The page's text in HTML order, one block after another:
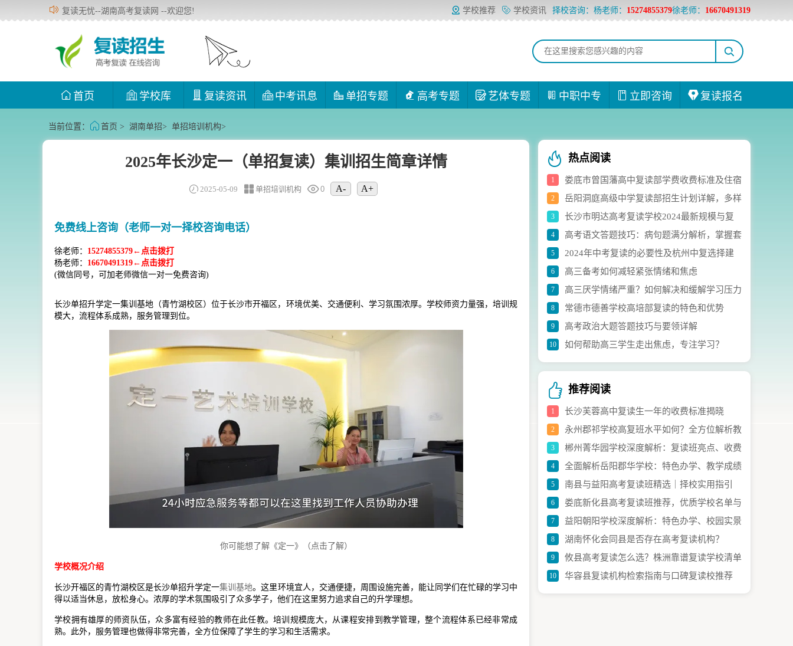
复读无忧--湖南高考复读网 --欢迎您!
首页 学校库 复读资讯 中考讯息 单招专题 高考专题 艺体专题 中职中专 立即咨询 复读报名
学校推荐 学校资讯 择校咨询：杨老师： 15274855379徐老师： 16670491319
当前位置： 首页 > 湖南单招> 单招培训机构>
2025年长沙定一（单招复读）集训招生简章详情
2025-05-09 单招培训机构 0 A- A+
免费线上咨询（老师一对一择校咨询电话）
徐老师： 15274855379←点击拨打
杨老师： 16670491319←点击拨打
(微信同号，可加老师微信一对一免费咨询)
长沙单招升学定一集训基地（青竹湖校区）位于长沙市开福区，环境优美、交通便利、学习氛围浓厚。学校师资力量强，培训规
模大，流程体系成熟，服务管理到位。
你可能想了解《定一》（点击了解）
学校概况介绍
长沙开福区的青竹湖校区是长沙单招升学定一集训基地。这里环境宜人，交通便捷，周围设施完善，能让同学们在忙碌的学习中
得以适当休息，放松身心。浓厚的学术氛围吸引了众多学子，他们在这里努力追求自己的升学理想。
学校拥有雄厚的师资队伍，众多富有经验的教师在此任教。培训规模庞大，从课程安排到教学管理，整个流程体系已经非常成
熟。此外，服务管理也做得非常完善，全方位保障了学生的学习和生活需求。
热点阅读
1
娄底市曾国藩高中复读部学费收费标准及住宿
费用详解
2
岳阳洞庭高级中学复读部招生计划详解，多样
化选科组合助力学生成长
3
长沙市明达高考复读学校2024最新规模与复
读生人数实时统计
4
高考语文答题技巧：病句题满分解析，掌握套
路轻松应对
5
2024年中考复读的必要性及杭州中复选择建
议
6 高三备考如何减轻紧张情绪和焦虑
7 高三厌学情绪严重？如何解决和缓解学习压力
8 常德市德善学校高培部复读的特色和优势
9 高考政治大题答题技巧与要领详解
10 如何帮助高三学生走出焦虑，专注学习？
推荐阅读
1 长沙芙蓉高中复读生一年的收费标准揭晓
2
永州郡祁学校高复班水平如何？全方位解析教
学实力与升学成效
3
郴州菁华园学校深度解析：复读班亮点、收费
与办学特色全指南
4
全面解析岳阳郡华学校：特色办学、教学成绩
与获奖亮点
5 南县与益阳高考复读班精选｜择校实用指引
6
娄底新化县高考复读班推荐，优质学校名单与
择校指南请查收
7
益阳朝阳学校深度解析：特色办学、校园实景
与招生全攻略
8 湖南怀化会同县是否存在高考复读机构？
9
攸县高考复读怎么选？株洲靠谱复读学校清单
与建议
10 华容县复读机构检索指南与口碑复读校推荐